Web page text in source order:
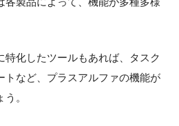
特化したツールもあれば、タスク
トなど、プラスアルファの機能が
。